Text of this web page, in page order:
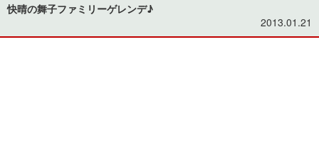
快晴の舞子ファミリーゲレンデ♪
2013.01.21